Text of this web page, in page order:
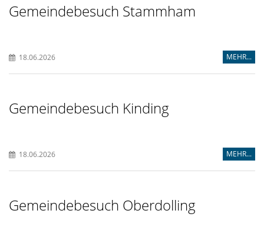
Gemeindebesuch Stammham
18.06.2026 MEHR...
Gemeindebesuch Kinding
18.06.2026 MEHR...
Gemeindebesuch Oberdolling